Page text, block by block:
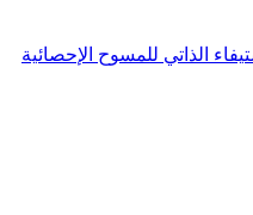
الذاتي للمسوح الإحصائية